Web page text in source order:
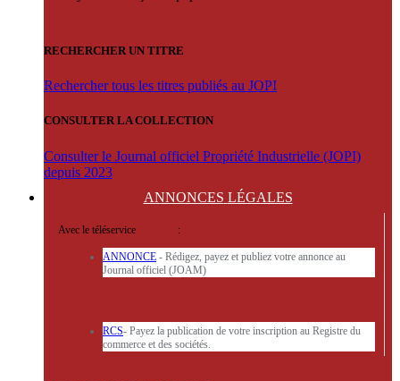
RECHERCHER UN TITRE
Rechercher tous les titres publiés au JOPI
CONSULTER LA COLLECTION
Consulter le Journal officiel Propriété Industrielle (JOPI)
depuis 2023
ANNONCES LÉGALES
Avec le téléservice :
ANNONCE - Rédigez, payez et publiez votre annonce au
Journal officiel (JOAM)
RCS- Payez la publication de votre inscription au Registre du
commerce et des sociétés.